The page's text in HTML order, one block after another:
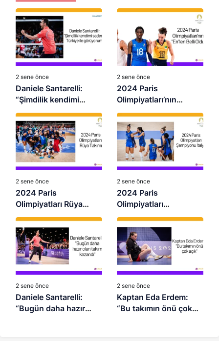
2 sene önce
Daniele Santarelli:
“Şimdilik kendimi
sadece Türkiye ile
görüyorum”
2 sene önce
2024 Paris
Olimpiyatları’nın
“En”leri Belli Oldu
2 sene önce
2024 Paris
Olimpiyatları Rüya
Takımı
2 sene önce
2024 Paris
Olimpiyatları
Şampiyonu İtalya
2 sene önce
Daniele Santarelli:
“Bugün daha hazır
2 sene önce
Kaptan Eda Erdem:
“Bu takımın önü çok